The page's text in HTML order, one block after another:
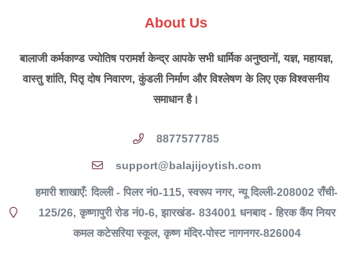
About Us
बालाजी कर्मकाण्ड ज्योतिष परामर्श केन्द्र आपके सभी धार्मिक अनुष्ठानों, यज्ञ, महायज्ञ,
वास्तु शांति, पितृ दोष निवारण, कुंडली निर्माण और विश्लेषण के लिए एक विश्वसनीय
समाधान है।
8877577785
support@balajijoytish.com
हमारी शाखाएँ: दिल्ली - पिलर नं0-115, स्वरूप नगर, न्यू दिल्ली-208002 राँची-
125/26, कृष्णापुरी रोड नं0-6, झारखंड- 834001 धनबाद - हिरक कैंप नियर
कमल कटेसरिया स्कूल, कृष्ण मंदिर-पोस्ट नागनगर-826004